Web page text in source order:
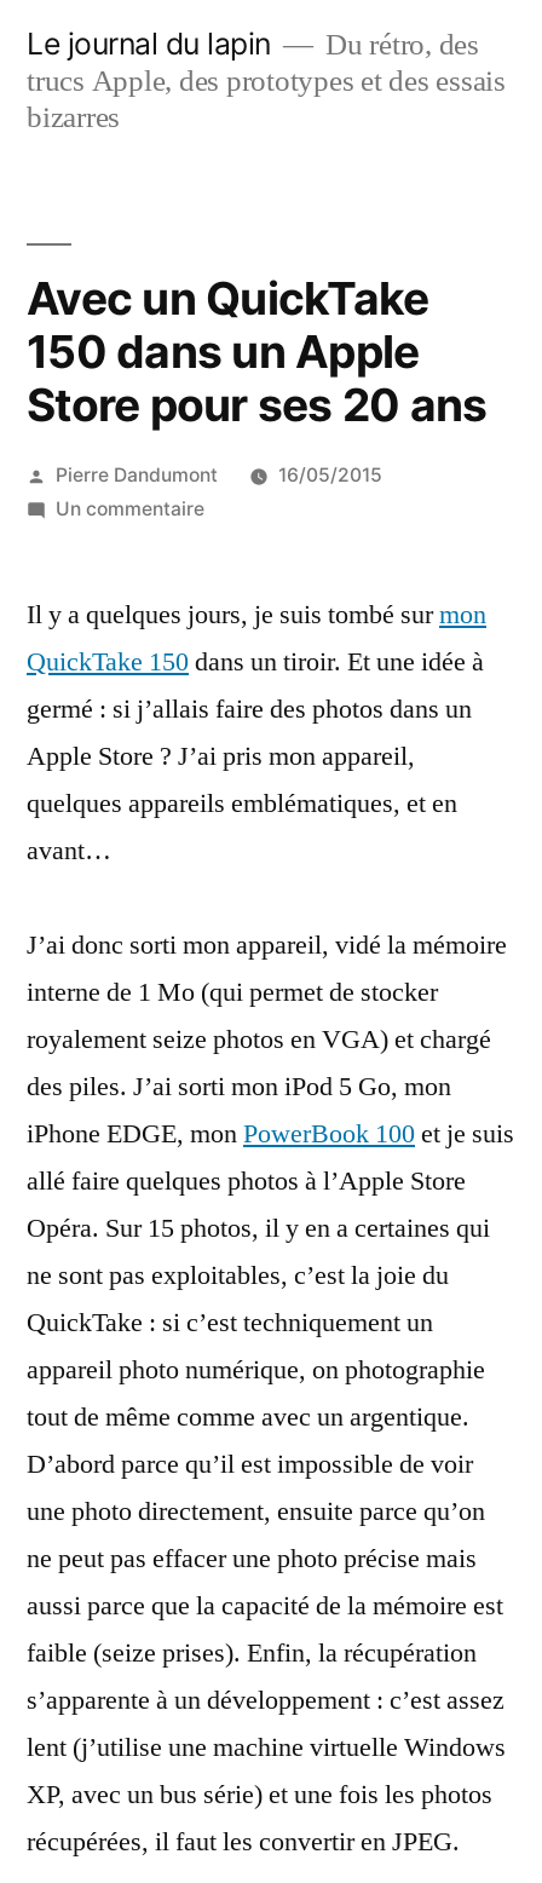
contenu
Le journal du lapin
Du rétro, des
trucs Apple, des prototypes et des essais
bizarres
Avec un QuickTake
150 dans un Apple
Store pour ses 20 ans
Publié
par
Pierre Dandumont
16/05/2015
Un commentairesur
QuickTake
dans
un
Apple
Store
pour
Il y a quelques jours, je suis tombé surmon
QuickTake 150dans un tiroir. Et une idée à
germé : si j’allais faire des photos dans un
Apple Store ? J’ai pris mon appareil,
quelques appareils emblématiques, et en
avant…
J’ai donc sorti mon appareil, vidé la mémoire
interne de 1 Mo (qui permet de stocker
royalement seize photos en VGA) et chargé
des piles. J’ai sorti mon iPod 5 Go, mon
iPhone EDGE, monPowerBook 100et je suis
allé faire quelques photos à l’Apple Store
Opéra. Sur 15 photos, il y en a certaines qui
ne sont pas exploitables, c’est la joie du
QuickTake : si c’est techniquement un
appareil photo numérique, on photographie
tout de même comme avec un argentique.
D’abord parce qu’il est impossible de voir
une photo directement, ensuite parce qu’on
ne peut pas effacer une photo précise mais
aussi parce que la capacité de la mémoire est
faible (seize prises). Enfin, la récupération
s’apparente à un développement : c’est assez
lent (j’utilise une machine virtuelle Windows
XP, avec un bus série) et une fois les photos
récupérées, il faut les convertir en JPEG.